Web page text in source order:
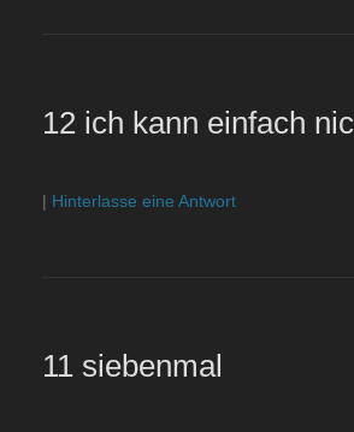
12 ich kann einfach
| Hinterlasse eine Antwort
11 siebenmal